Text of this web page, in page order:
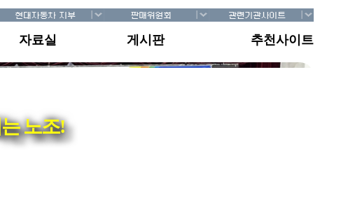
자료실 게시판 추천사이트
노조!